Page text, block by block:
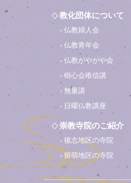
教化団体について
仏教婦人会
仏教青年会
仏教がやがや会
樹心会唯信講
無量講
日曜仏教講座
崇教寺院のご紹介
後志地区の寺院
留萌地区の寺院